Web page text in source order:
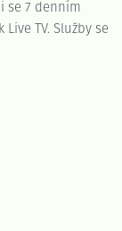
se 7 denním
TV. Služby se